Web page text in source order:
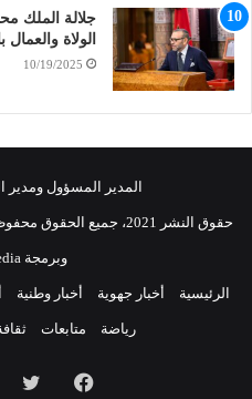
جلالة الملك
الولاة والعمال
10/19/2025
المدير المسؤول ومدير
حقوق النشر 2021، جميع الحقوق محفوظة | لجريدة أصداء التغيير |
وبرمجة Raidat media
الرئيسية أخبار جهوية أخبار وطنية
رياضة متابعات
فيسبوك